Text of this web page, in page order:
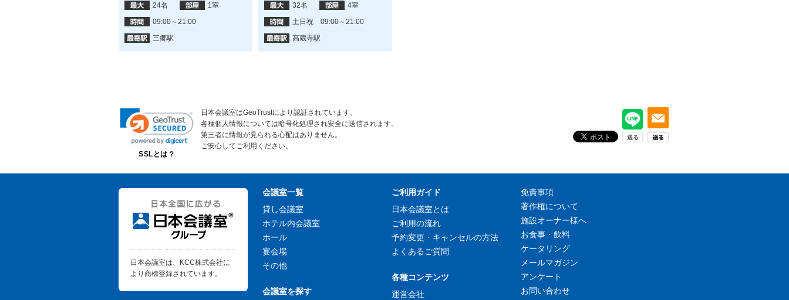
24名
1室
09:00～21:00
三郷駅
32名
4室
土日祝 09:00～21:00
高蔵寺駅
SSLとは？
日本会議室はGeoTrustにより認証されています。
各種個人情報については暗号化処理され安全に送信されます。
第三者に情報が見られる心配はありません。
ご安心してご利用ください。
日本会議室は、KCC株式会社に
より商標登録されています。
会議室一覧
貸し会議室
ホテル内会議室
ホール
宴会場
その他
会議室を探す
ご利用ガイド
日本会議室とは
ご利用の流れ
予約変更・キャンセルの方法
よくあるご質問
各種コンテンツ
運営会社
免責事項
著作権について
施設オーナー様へ
お食事・飲料
ケータリング
メールマガジン
アンケート
お問い合わせ